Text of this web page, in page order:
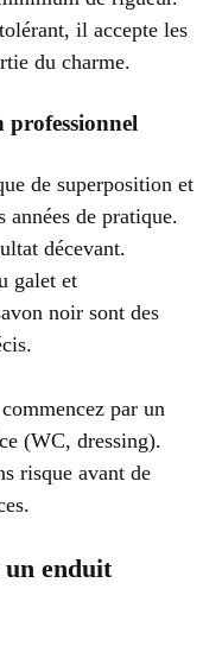
il accepte les
du charme.
professionnel
de superposition et
années de pratique.
décevant.
galet et
noir sont des
par un
(WC, dressing).
risque avant de
enduit